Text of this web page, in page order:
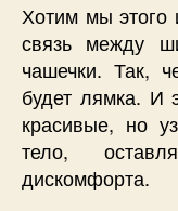
Хотим мы этого
связь между
чашечки. Так,
будет лямка. И
красивые, но
тело,
дискомфорта.